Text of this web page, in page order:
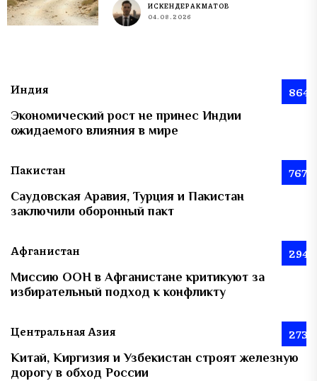
ИСКЕНДЕР АКМАТОВ
04.08.2026
Индия 864
Экономический рост не принес Индии
ожидаемого влияния в мире
Пакистан 767
Саудовская Аравия, Турция и Пакистан
заключили оборонный пакт
Афганистан 294
Миссию ООН в Афганистане критикуют за
избирательный подход к конфликту
Центральная Азия 273
Китай, Киргизия и Узбекистан строят железную
дорогу в обход России